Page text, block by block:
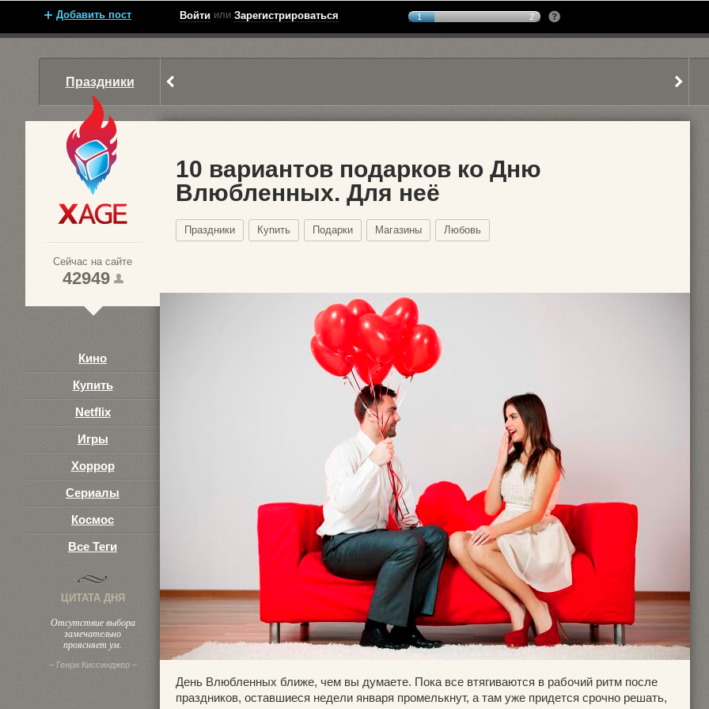
Добавить пост Войти или Зарегистрироваться 1 2
Праздники
Сейчас на сайте
42949
Кино
Купить
Netflix
Игры
Хоррор
Сериалы
Космос
Все Теги
ЦИТАТА ДНЯ
Отсутствие выбора
замечательно
проясняет ум.
– Генри Киссинджер –
10 вариантов подарков ко Дню
Влюбленных. Для неё
Праздники Купить Подарки Магазины Любовь
День Влюбленных ближе, чем вы думаете. Пока все втягиваются в рабочий ритм после
праздников, оставшиеся недели января промелькнут, а там уже придется срочно решать,